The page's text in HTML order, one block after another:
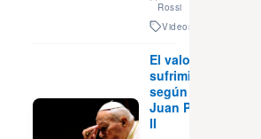
Rossi
Videos
El valor del
sufrimiento,
según San
Juan Pablo
II